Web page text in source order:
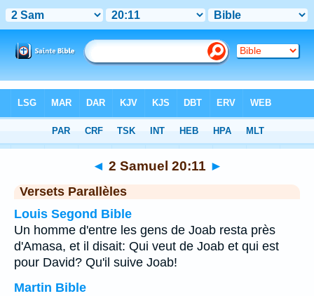
Chapitre 20 > Verset 11
◄ 2 Samuel 20:11 ►
Versets Parallèles
Louis Segond Bible
Un homme d'entre les gens de Joab resta près
d'Amasa, et il disait: Qui veut de Joab et qui est
pour David? Qu'il suive Joab!
Martin Bible